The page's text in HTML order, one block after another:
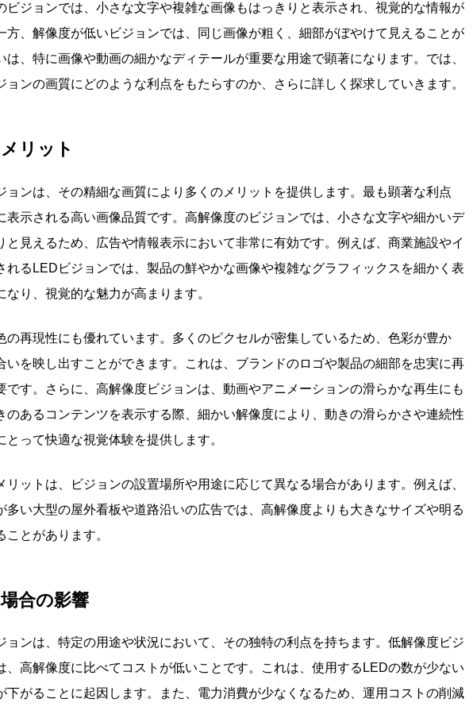
ビジョンでは、小さな文字や複雑な画像もはっきりと表示され、視覚的な情報が
方、解像度が低いビジョンでは、同じ画像が粗く、細部がぼやけて見えることが
は、特に画像や動画の細かなディテールが重要な用途で顕著になります。では、
ョンの画質にどのような利点をもたらすのか、さらに詳しく探求していきます。
リット
ョンは、その精細な画質により多くのメリットを提供します。最も顕著な利点
表示される高い画像品質です。高解像度のビジョンでは、小さな文字や細かいデ
と見えるため、広告や情報表示において非常に有効です。例えば、商業施設やイ
れるLEDビジョンでは、製品の鮮やかな画像や複雑なグラフィックスを細かく表
なり、視覚的な魅力が高まります。
の再現性にも優れています。多くのピクセルが密集しているため、色彩が豊か
いを映し出すことができます。これは、ブランドのロゴや製品の細部を忠実に再
です。さらに、高解像度ビジョンは、動画やアニメーションの滑らかな再生にも
のあるコンテンツを表示する際、細かい解像度により、動きの滑らかさや連続性
とって快適な視覚体験を提供します。
リットは、ビジョンの設置場所や用途に応じて異なる場合があります。例えば、
多い大型の屋外看板や道路沿いの広告では、高解像度よりも大きなサイズや明る
とがあります。
合の影響
ョンは、特定の用途や状況において、その独特の利点を持ちます。低解像度ビジ
、高解像度に比べてコストが低いことです。これは、使用するLEDの数が少ない
下がることに起因します。また、電力消費が少なくなるため、運用コストの削減